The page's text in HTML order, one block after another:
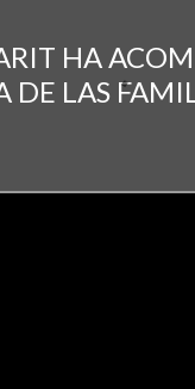
HA
LAS